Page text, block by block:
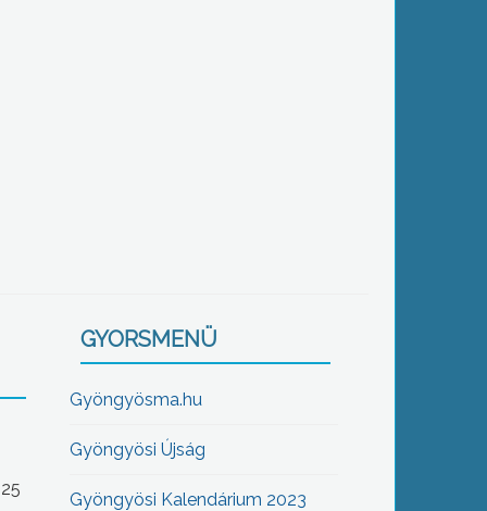
GYORSMENÜ
Gyöngyösma.hu
Gyöngyösi Újság
Gyöngyösi Kalendárium 2023